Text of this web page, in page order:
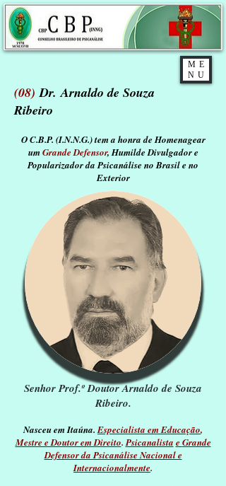
ME
NU
(08) Dr. Arnaldo de Souza
Ribeiro
O C.B.P. (I.N.N.G.) tem a honra de Homenagear
umGrande Defensor, HumildeDivulgador e
Popularizador da Psicanálise no Brasil e no
Exterior
Senhor Prof.º Doutor Arnaldo de Souza
Ribeiro.
Nasceu em Itaúna.Especialista em Educação,
Mestre e Doutor em Direito.Psicanalista e Grande
Defensor da Psicanálise Nacional e
Internacionalmente.